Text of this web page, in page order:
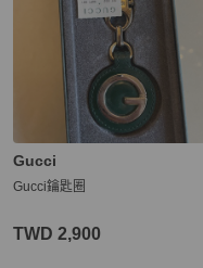
Gucci
Gucci鑰匙圈
TWD 2,900